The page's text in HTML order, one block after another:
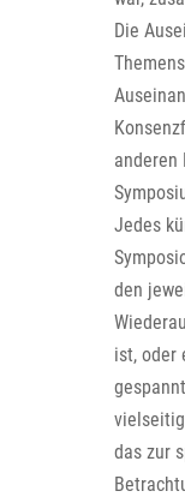
Die
anderen
Jedes
den
ist, oder
das zur